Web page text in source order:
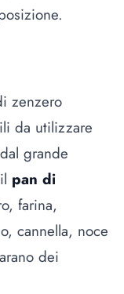
zenzero
da utilizzare
grande
pan di
farina,
cannella, noce
dei